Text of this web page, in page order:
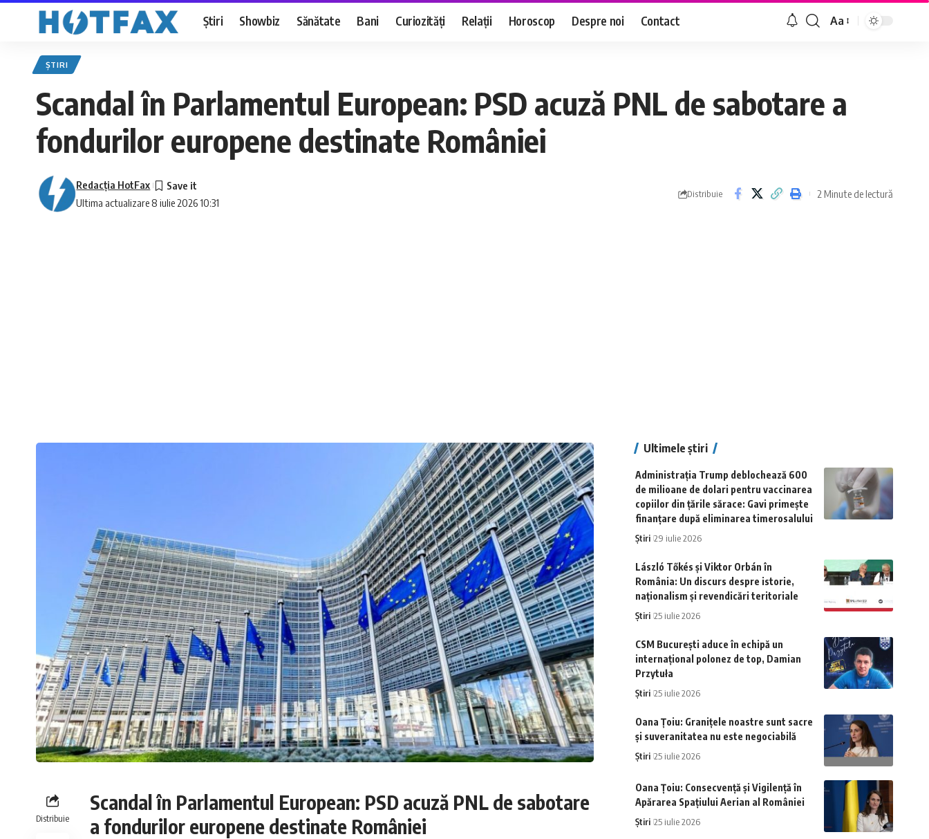
Știri Showbiz Sănătate Bani Curiozități Relații Horoscop Despre noi Contact
Font
Aa
ȘTIRI
Scandal în Parlamentul European: PSD acuză PNL de sabotare a
fondurilor europene destinate României
Ultima actualizare 8 iulie 2026 10:31
Redacţia HotFax
Distribuie 2 Minute de lectură
Distribuie
Scandal în Parlamentul European: PSD acuză PNL de sabotare
a fondurilor europene destinate României
Ultimele știri
Administrația Trump deblochează 600
de milioane de dolari pentru vaccinarea
copiilor din țările sărace: Gavi primește
finanțare după eliminarea timerosalului
Știri 29 iulie 2026
László Tőkés și Viktor Orbán în
România: Un discurs despre istorie,
naționalism și revendicări teritoriale
Știri 25 iulie 2026
CSM București aduce în echipă un
internațional polonez de top, Damian
Przytuła
Știri 25 iulie 2026
Oana Țoiu: Granițele noastre sunt sacre
și suveranitatea nu este negociabilă
Știri 25 iulie 2026
Oana Țoiu: Consecvență și Vigilență în
Apărarea Spațiului Aerian al României
Știri 25 iulie 2026